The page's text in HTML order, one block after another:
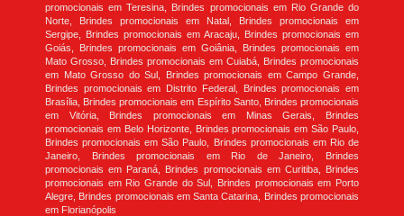
promocionais em Teresina, Brindes promocionais em Rio Grande do
Norte, Brindes promocionais em Natal, Brindes promocionais em
Sergipe, Brindes promocionais em Aracaju, Brindes promocionais em
Goiás, Brindes promocionais em Goiânia, Brindes promocionais em
Mato Grosso, Brindes promocionais em Cuiabá, Brindes promocionais
em Mato Grosso do Sul, Brindes promocionais em Campo Grande,
Brindes promocionais em Distrito Federal, Brindes promocionais em
Brasília, Brindes promocionais em Espírito Santo, Brindes promocionais
em Vitória, Brindes promocionais em Minas Gerais, Brindes
promocionais em Belo Horizonte, Brindes promocionais em São Paulo,
Brindes promocionais em São Paulo, Brindes promocionais em Rio de
Janeiro, Brindes promocionais em Rio de Janeiro, Brindes
promocionais em Paraná, Brindes promocionais em Curitiba, Brindes
promocionais em Rio Grande do Sul, Brindes promocionais em Porto
Alegre, Brindes promocionais em Santa Catarina, Brindes promocionais
em Florianópolis